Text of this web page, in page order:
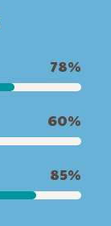
78%
60%
85%